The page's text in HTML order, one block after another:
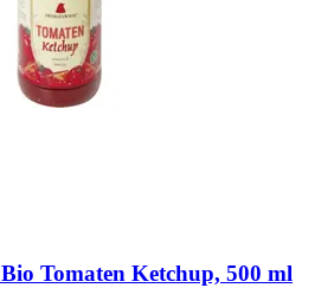
Bio Tomaten Ketchup, 500 ml